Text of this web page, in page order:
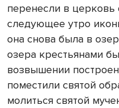
перенесли в церковь
следующее утро
она снова была в
озера крестьянами
возвышении
поместили святой
молиться святой